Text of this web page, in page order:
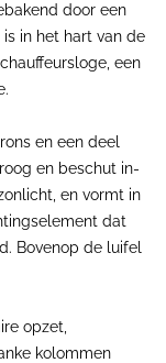
door een
in het hart van de
een
en een deel
en beschut in-
en vormt in
dat
Bovenop de luifel
opzet,
kolommen